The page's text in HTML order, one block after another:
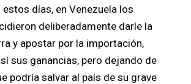
días, en Venezuela los
deliberadamente darle la
y apostar por la importación,
sus ganancias, pero dejando de
podría salvar al país de su grave